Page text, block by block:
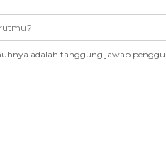
adalah tanggung jawab